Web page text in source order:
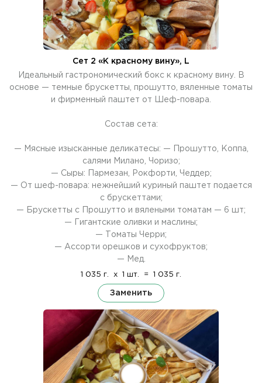
Сет 2 «К красному вину», L
Идеальный гастрономический бокс к красному вину. В
основе — темные брускетты, прошутто, вяленные томаты
и фирменный паштет от Шеф-повара.
Состав сета:
— Мясные изысканные деликатесы: — Прошутто, Коппа,
салями Милано, Чоризо;
— Cыры: Пармезан, Рокфорти, Чеддер;
— От шеф-повара: нежнейший куриный паштет подается
с брускеттами;
— Брускетты с Прошутто и вялеными томатам — 6 шт;
— Гигантские оливки и маслины;
— Томаты Черри;
— Ассорти орешков и сухофруктов;
— Мед.
1 035 г. x 1 шт. = 1 035 г.
Заменить